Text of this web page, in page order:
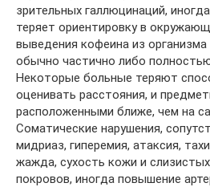
зрительных галлюцинаций,
теряет ориентировку в
выведения кофеина из
обычно частично либо
Некоторые больные теряют
оценивать расстояния, и
расположенными ближе, чем на
Соматические нарушения,
мидриаз, гиперемия, атаксия,
жажда, сухость кожи и
покровов, иногда повышение